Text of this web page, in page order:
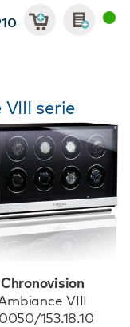
serie
Chronovision
VIII
153.18.10